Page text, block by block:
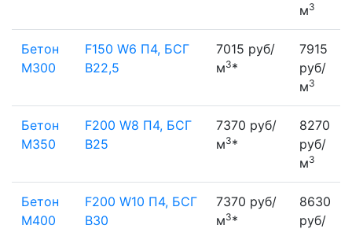
м3
Бетон
М300
F150 W6 П4, БСГ
В22,5
7015 руб/
м3*
7915
руб/
м3
Бетон
М350
F200 W8 П4, БСГ
В25
7370 руб/
м3*
8270
руб/
м3
Бетон
М400
F200 W10 П4, БСГ
В30
7370 руб/
м3*
8630
руб/